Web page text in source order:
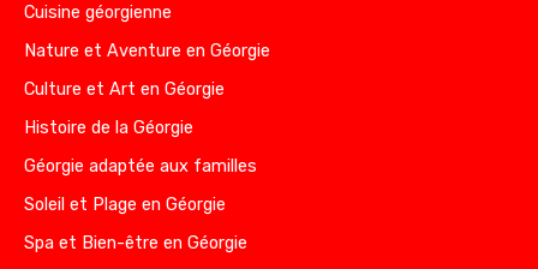
Cuisine géorgienne
Nature et Aventure en Géorgie
Culture et Art en Géorgie
Histoire de la Géorgie
Géorgie adaptée aux familles
Soleil et Plage en Géorgie
Spa et Bien-être en Géorgie